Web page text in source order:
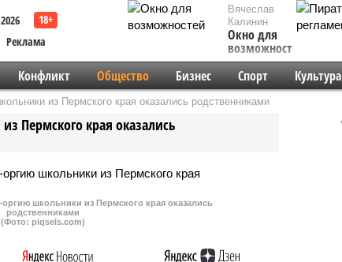
Реклама
Вячеслав
Калинин
Окно для
возможностей
Конфликт Общество Бизнес Спорт Культура
из Пермского края оказались родственниками
Пермского края оказались
школьники из Пермского края оказались
родственниками
(Фото: piqsels.com)